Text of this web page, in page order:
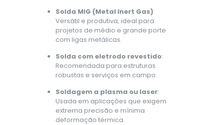
Solda MIG (Metal Inert Gas):
Versátil e produtiva, ideal para
projetos de médio e grande porte
com ligas metálicas.
Solda com eletrodo revestido:
Recomendada para estruturas
robustas e serviços em campo.
Soldagem a plasma ou laser:
Usada em aplicações que exigem
extrema precisão e mínima
deformação térmica.